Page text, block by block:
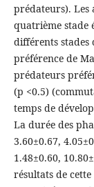
prédateurs). Les
quatrième stade
différents stades
préférence de
prédateurs
(p <0.5)
temps de
La durée des
3.60±0.67,
1.48±0.60,
résultats de